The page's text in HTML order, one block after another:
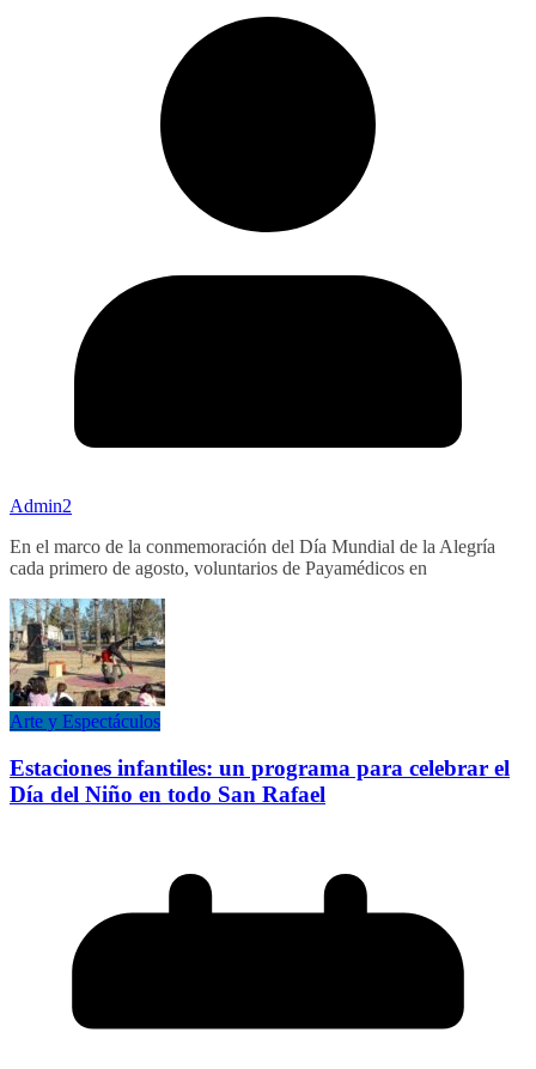
Admin2
En el marco de la conmemoración del Día Mundial de la Alegría
cada primero de agosto, voluntarios de Payamédicos en
Arte y Espectáculos
Estaciones infantiles: un programa para celebrar el
Día del Niño en todo San Rafael